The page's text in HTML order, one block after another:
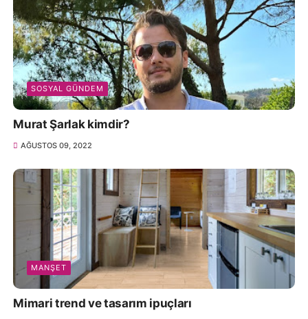
SOSYAL GÜNDEM
Murat Şarlak kimdir?
AĞUSTOS 09, 2022
MANŞET
Mimari trend ve tasarım ipuçları